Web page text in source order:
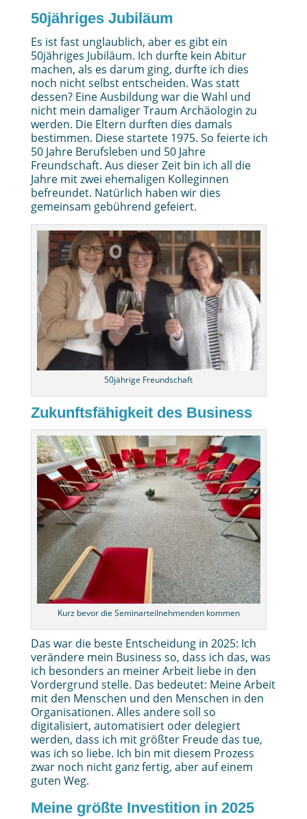
50jähriges Jubiläum
Es ist fast unglaublich, aber es gibt ein
50jähriges Jubiläum. Ich durfte kein Abitur
machen, als es darum ging, durfte ich dies
noch nicht selbst entscheiden. Was statt
dessen? Eine Ausbildung war die Wahl und
nicht mein damaliger Traum Archäologin zu
werden. Die Eltern durften dies damals
bestimmen. Diese startete 1975. So feierte ich
50 Jahre Berufsleben und 50 Jahre
Freundschaft. Aus dieser Zeit bin ich all die
Jahre mit zwei ehemaligen Kolleginnen
befreundet. Natürlich haben wir dies
gemeinsam gebührend gefeiert.
50jährige Freundschaft
Zukunftsfähigkeit des Business
Kurz bevor die Seminarteilnehmenden kommen
Das war die beste Entscheidung in 2025: Ich
verändere mein Business so, dass ich das, was
ich besonders an meiner Arbeit liebe in den
Vordergrund stelle. Das bedeutet: Meine Arbeit
mit den Menschen und den Menschen in den
Organisationen. Alles andere soll so
digitalisiert, automatisiert oder delegiert
werden, dass ich mit größter Freude das tue,
was ich so liebe. Ich bin mit diesem Prozess
zwar noch nicht ganz fertig, aber auf einem
guten Weg.
Meine größte Investition in 2025